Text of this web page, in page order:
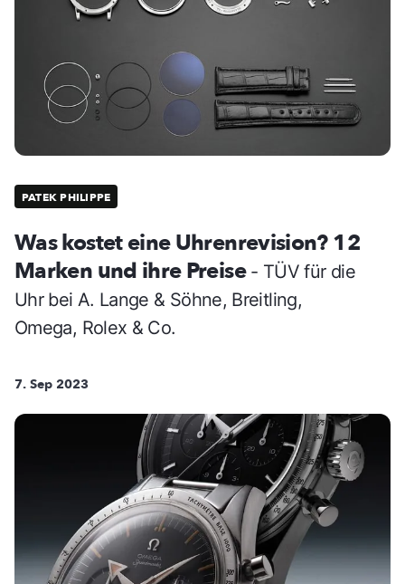
PATEK PHILIPPE
Was kostet eine Uhrenrevision? 12
Marken und ihre Preise - TÜV für die
Uhr bei A. Lange & Söhne, Breitling,
Omega, Rolex & Co.
7. Sep 2023